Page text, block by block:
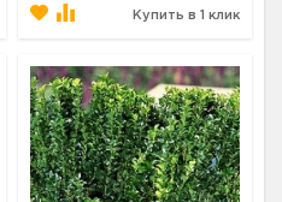
Купить в 1 клик